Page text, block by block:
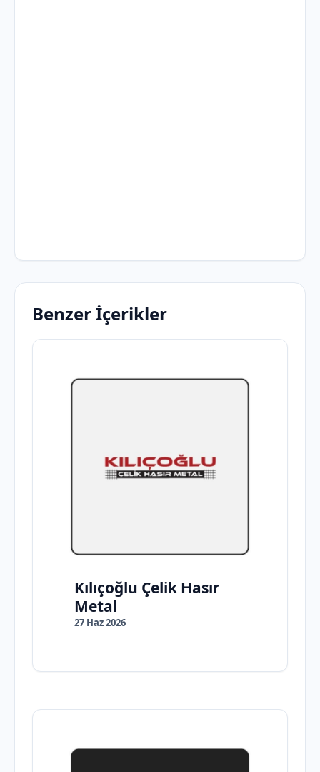
Benzer İçerikler
Kılıçoğlu Çelik Hasır
Metal
27 Haz 2026